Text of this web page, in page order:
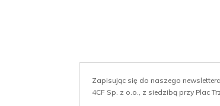
Zapisując się do naszego
4CF Sp. z o.o., z siedzibą przy Plac